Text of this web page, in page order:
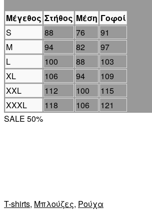
Μέγεθος Στήθος Μέση Γοφοί
S
88 76
91
M
94 82
97
L
100 88
103
XL
106 94
109
XXL
112 100
115
XXXL
118 106
121
SALE 50%
T-shirts, Μπλούζες, Ρούχα